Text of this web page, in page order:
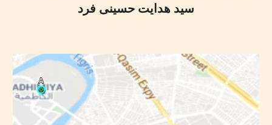
سید هدایت حسینی فرد